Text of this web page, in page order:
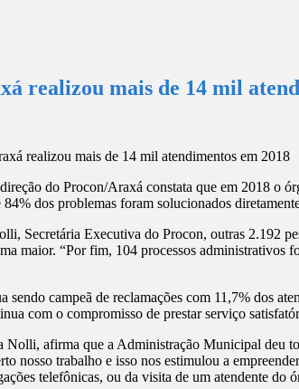
realizou mais de 14 mil
do Procon/Araxá constata que em 2018 o
84% dos problemas foram solucionados
Secretária Executiva do Procon, outras 2.192
maior. “Por fim, 104 processos administrativos
sendo campeã de reclamações com 11,7% dos
com o compromisso de prestar serviço
Nolli, afirma que a Administração Municipal deu
nosso trabalho e isso nos estimulou a
telefônicas, ou da visita de um atendente do